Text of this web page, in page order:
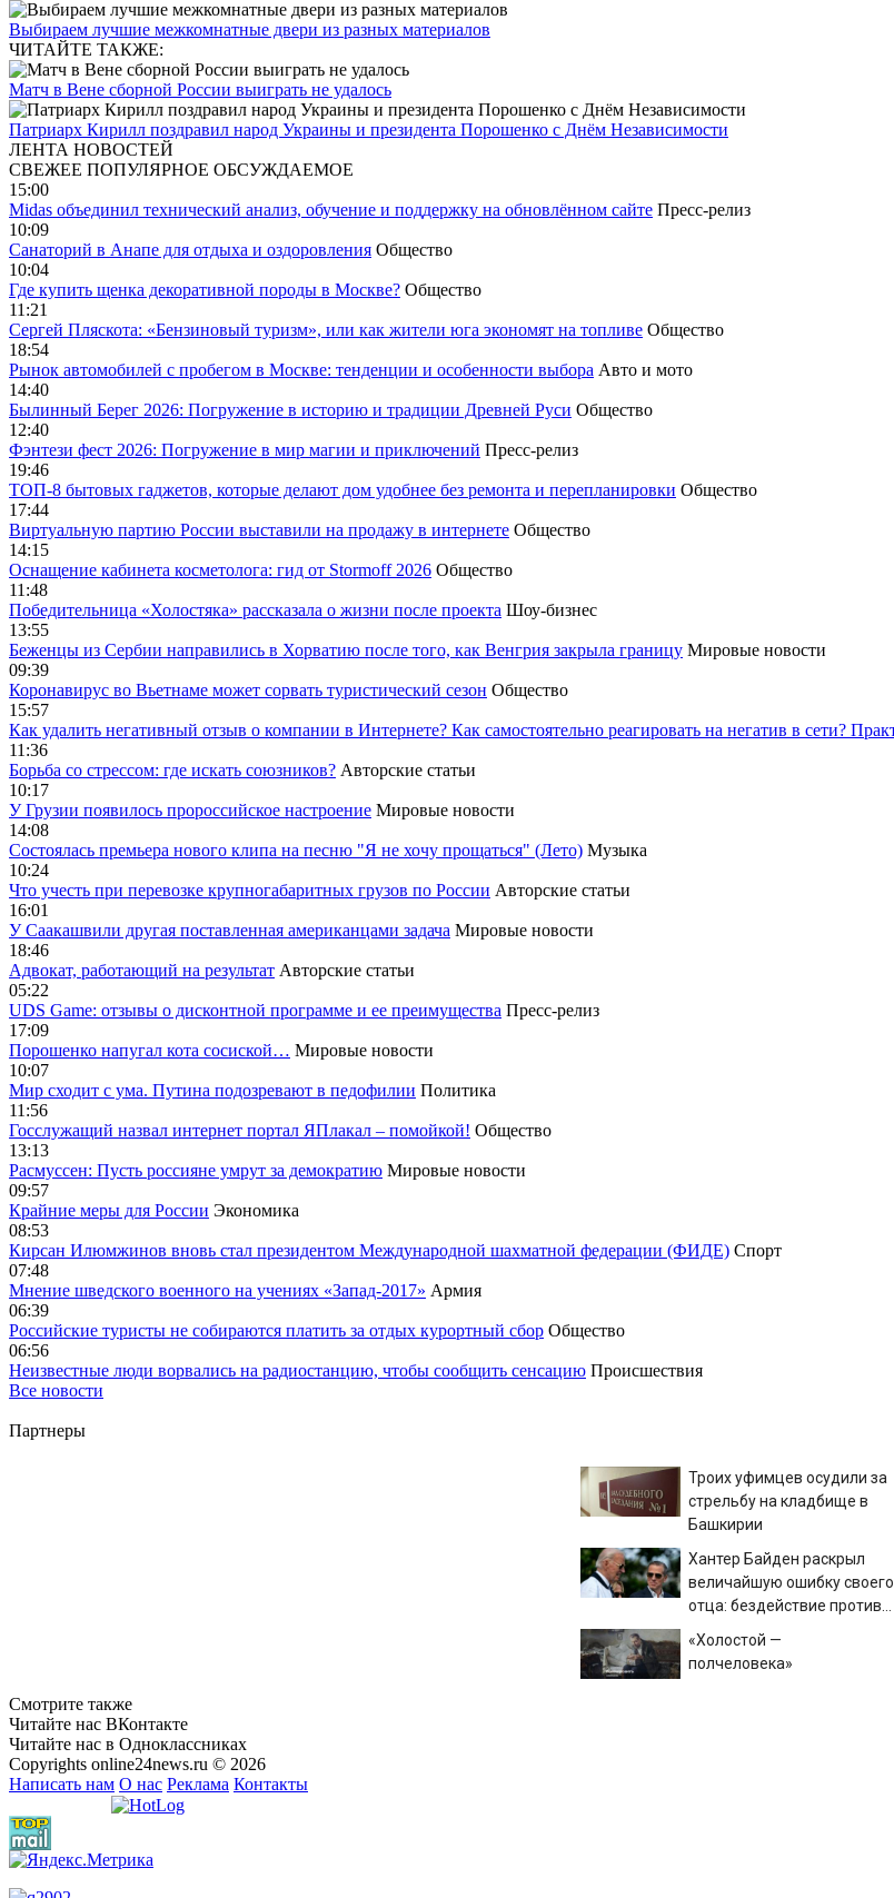
Выбираем лучшие межкомнатные двери из разных материалов
ЧИТАЙТЕ ТАКЖЕ:
Матч в Вене сборной России выиграть не удалось
Патриарх Кирилл поздравил народ Украины и президента Порошенко с Днём Независимости
ЛЕНТА НОВОСТЕЙ
СВЕЖЕЕ ПОПУЛЯРНОЕ ОБСУЖДАЕМОЕ
15:00
Midas объединил технический анализ, обучение и поддержку на обновлённом сайте Пресс-релиз
10:09
Санаторий в Анапе для отдыха и оздоровления Общество
10:04
Где купить щенка декоративной породы в Москве? Общество
11:21
Сергей Пляскота: «Бензиновый туризм», или как жители юга экономят на топливе Общество
18:54
Рынок автомобилей с пробегом в Москве: тенденции и особенности выбора Авто и мото
14:40
Былинный Берег 2026: Погружение в историю и традиции Древней Руси Общество
12:40
Фэнтези фест 2026: Погружение в мир магии и приключений Пресс-релиз
19:46
ТОП-8 бытовых гаджетов, которые делают дом удобнее без ремонта и перепланировки Общество
17:44
Виртуальную партию России выставили на продажу в интернете Общество
14:15
Оснащение кабинета косметолога: гид от Stormoff 2026 Общество
11:48
Победительница «Холостяка» рассказала о жизни после проекта Шоу-бизнес
13:55
Беженцы из Сербии направились в Хорватию после того, как Венгрия закрыла границу Мировые новости
09:39
Коронавирус во Вьетнаме может сорвать туристический сезон Общество
15:57
Как удалить негативный отзыв о компании в Интернете? Как самостоятельно реагировать на негатив в сети?
11:36
Борьба со стрессом: где искать союзников? Авторские статьи
10:17
У Грузии появилось пророссийское настроение Мировые новости
14:08
Cостоялась премьера нового клипа на песню "Я не хочу прощаться" (Лето) Музыка
10:24
Что учесть при перевозке крупногабаритных грузов по России Авторские статьи
16:01
У Саакашвили другая поставленная американцами задача Мировые новости
18:46
Адвокат, работающий на результат Авторские статьи
05:22
UDS Game: отзывы о дисконтной программе и ее преимущества Пресс-релиз
17:09
Порошенко напугал кота сосиской… Мировые новости
10:07
Мир сходит с ума. Путина подозревают в педофилии Политика
11:56
Госслужащий назвал интернет портал ЯПлакал – помойкой! Общество
13:13
Расмуссен: Пусть россияне умрут за демократию Мировые новости
09:57
Крайние меры для России Экономика
08:53
Кирсан Илюмжинов вновь стал президентом Международной шахматной федерации (ФИДЕ) Спорт
07:48
Мнение шведского военного на учениях «Запад-2017» Армия
06:39
Российские туристы не собираются платить за отдых курортный сбор Общество
06:56
Неизвестные люди ворвались на радиостанцию, чтобы сообщить сенсацию Происшествия
Все новости
Партнеры
Троих уфимцев осудили за
стрельбу на кладбище в
Башкирии
Хантер Байден раскрыл
величайшую ошибку своего
отца: бездействие против
«Холостой —
полчеловека»
Смотрите также
Читайте нас ВКонтакте
Читайте нас в Одноклассниках
Copyrights online24news.ru © 2026
Написать нам О нас Реклама Контакты